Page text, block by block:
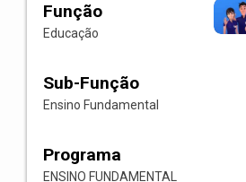
Função
Educação
Sub-Função
Ensino Fundamental
Programa
ENSINO FUNDAMENTAL